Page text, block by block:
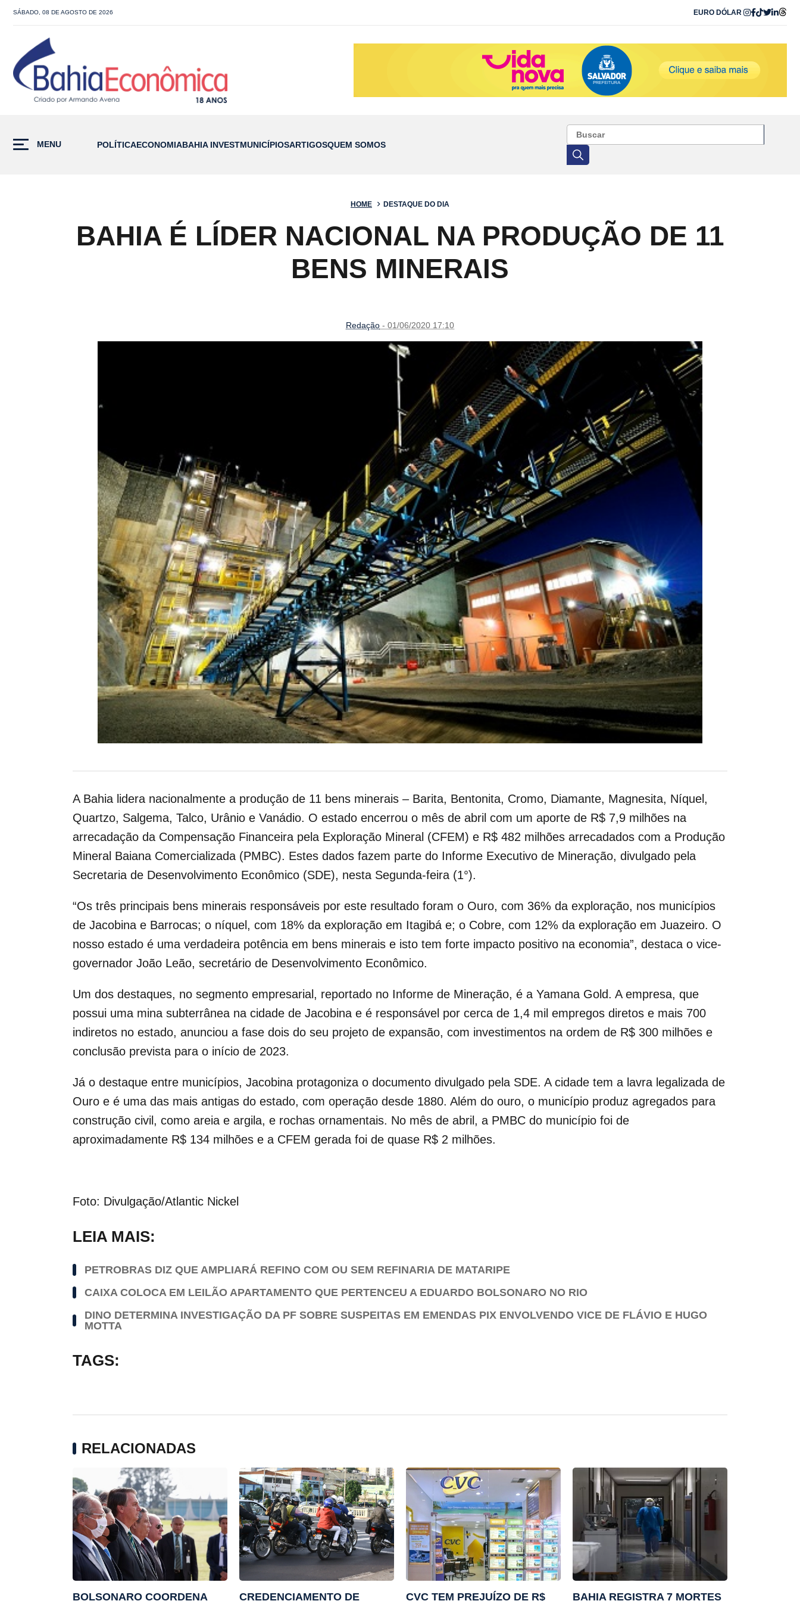
SÁBADO, 08 DE AGOSTO DE 2026 EURO DÓLAR
MENU POLÍTICAECONOMIABAHIA INVESTMUNICÍPIOSARTIGOSQUEM SOMOS
HOME DESTAQUE DO DIA
BAHIA É LÍDER NACIONAL NA PRODUÇÃO DE 11
BENS MINERAIS
Redação - 01/06/2020 17:10
A Bahia lidera nacionalmente a produção de 11 bens minerais – Barita, Bentonita, Cromo, Diamante, Magnesita, Níquel,
Quartzo, Salgema, Talco, Urânio e Vanádio. O estado encerrou o mês de abril com um aporte de R$ 7,9 milhões na
arrecadação da Compensação Financeira pela Exploração Mineral (CFEM) e R$ 482 milhões arrecadados com a Produção
Mineral Baiana Comercializada (PMBC). Estes dados fazem parte do Informe Executivo de Mineração, divulgado pela
Secretaria de Desenvolvimento Econômico (SDE), nesta Segunda-feira (1°).
“Os três principais bens minerais responsáveis por este resultado foram o Ouro, com 36% da exploração, nos municípios
de Jacobina e Barrocas; o níquel, com 18% da exploração em Itagibá e; o Cobre, com 12% da exploração em Juazeiro. O
nosso estado é uma verdadeira potência em bens minerais e isto tem forte impacto positivo na economia”, destaca o vice-
governador João Leão, secretário de Desenvolvimento Econômico.
Um dos destaques, no segmento empresarial, reportado no Informe de Mineração, é a Yamana Gold. A empresa, que
possui uma mina subterrânea na cidade de Jacobina e é responsável por cerca de 1,4 mil empregos diretos e mais 700
indiretos no estado, anunciou a fase dois do seu projeto de expansão, com investimentos na ordem de R$ 300 milhões e
conclusão prevista para o início de 2023.
Já o destaque entre municípios, Jacobina protagoniza o documento divulgado pela SDE. A cidade tem a lavra legalizada de
Ouro e é uma das mais antigas do estado, com operação desde 1880. Além do ouro, o município produz agregados para
construção civil, como areia e argila, e rochas ornamentais. No mês de abril, a PMBC do município foi de
aproximadamente R$ 134 milhões e a CFEM gerada foi de quase R$ 2 milhões.
Foto: Divulgação/Atlantic Nickel
LEIA MAIS:
PETROBRAS DIZ QUE AMPLIARÁ REFINO COM OU SEM REFINARIA DE MATARIPE
CAIXA COLOCA EM LEILÃO APARTAMENTO QUE PERTENCEU A EDUARDO BOLSONARO NO RIO
DINO DETERMINA INVESTIGAÇÃO DA PF SOBRE SUSPEITAS EM EMENDAS PIX ENVOLVENDO VICE DE FLÁVIO E HUGO
MOTTA
TAGS:
RELACIONADAS
BOLSONARO COORDENA CREDENCIAMENTO DE CVC TEM PREJUÍZO DE R$ BAHIA REGISTRA 7 MORTES